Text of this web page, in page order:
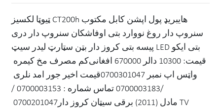
ټیوټا لکسیز CT200h هایبریډ پول اپشن کابل مکتوب
سنروپ دار روغ نووارد بتی اوفاشکان سنروپ دار دری
پیسه بتی کروز دار بټن سټارټ لیدر سیټ LED بتی ایکو
کم مصرف مخ کیمره ‏‎قیمت: 10300 دالر 670000 افغانی
قيمت اخير جور امد نلری ‏‎واټس اپ نمبر 0700301047
/0700003183 تماس شماره : 0700003153 /